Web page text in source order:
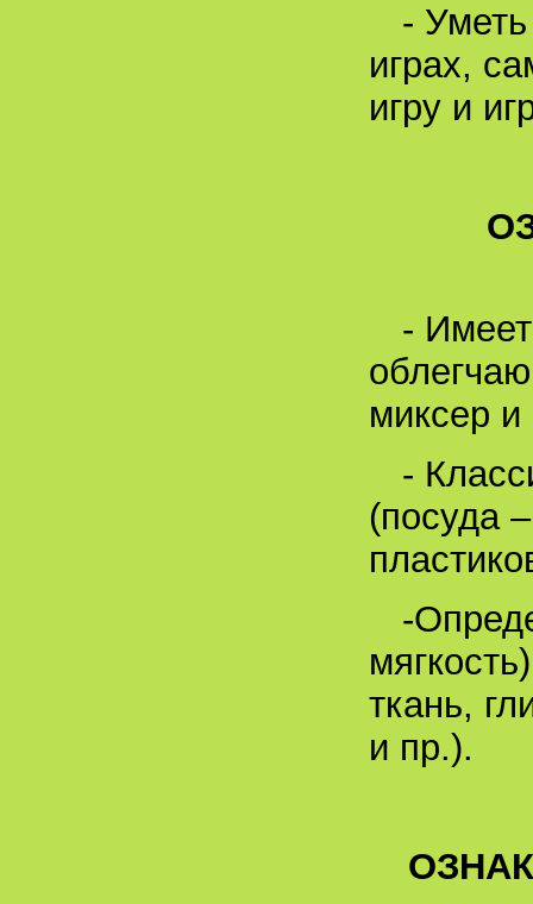
-
играх,
игру и
-
миксер и
-
(посуда
-
ткань,
и пр.).